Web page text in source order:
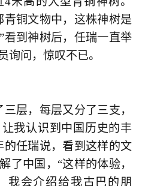
青铜文物中，这株神树是
看到神树后，任瑞一直举
询问，惊叹不已。
层，每层又分了三支，
我认识到中国历史的丰
的任瑞说，看到这样的文
了中国，“这样的体验，
我会介绍给我古巴的朋